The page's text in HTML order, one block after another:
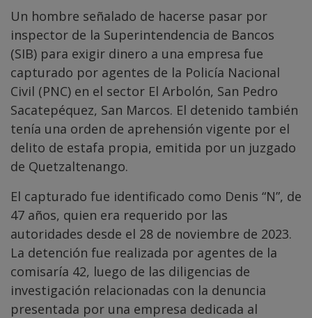
Un hombre señalado de hacerse pasar por
inspector de la Superintendencia de Bancos
(SIB) para exigir dinero a una empresa fue
capturado por agentes de la Policía Nacional
Civil (PNC) en el sector El Arbolón, San Pedro
Sacatepéquez, San Marcos. El detenido también
tenía una orden de aprehensión vigente por el
delito de estafa propia, emitida por un juzgado
de Quetzaltenango.
El capturado fue identificado como Denis “N”, de
47 años, quien era requerido por las
autoridades desde el 28 de noviembre de 2023.
La detención fue realizada por agentes de la
comisaría 42, luego de las diligencias de
investigación relacionadas con la denuncia
presentada por una empresa dedicada al